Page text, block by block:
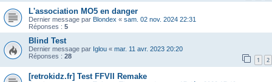
L'association MO5 en danger
Dernier message par Blondex « sam. 02 nov. 2024 22:31
Réponses : 5
Blind Test
Dernier message par Iglou « mar. 11 avr. 2023 20:20
Réponses : 28 1 2
[retrokidz.fr] Test FFVII Remake